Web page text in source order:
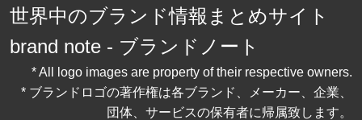
世界中のブランド情報まとめサイト
brand note - ブランドノート
* All logo images are property of their respective owners.
* ブランドロゴの著作権は各ブランド、メーカー、企業、
団体、サービスの保有者に帰属致します。